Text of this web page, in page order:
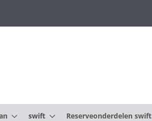
swift Reserveonderdelen swift